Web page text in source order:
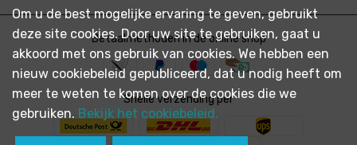
lengte : 0.5 Meter
Dikte / sterkte :
0.5mm
breedte : 35mm
€ 6,57 
lengte : 1 Meter
Dikte / sterkte :
0.5mm
€ 13,14
Betaalmethoden in de online shop
Snelle verzending per
Om u de best mogelijke ervaring te geven, gebruikt
deze site cookies. Door uw site te gebruiken, gaat u
akkoord met ons gebruik van cookies. We hebben een
nieuw cookiebeleid gepubliceerd, dat u nodig heeft om
meer te weten te komen over de cookies die we
gebruiken. Bekijk het cookiebeleid.